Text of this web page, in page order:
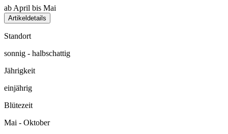
ab April bis Mai
Artikeldetails
Standort
sonnig - halbschattig
Jährigkeit
einjährig
Blütezeit
Mai - Oktober